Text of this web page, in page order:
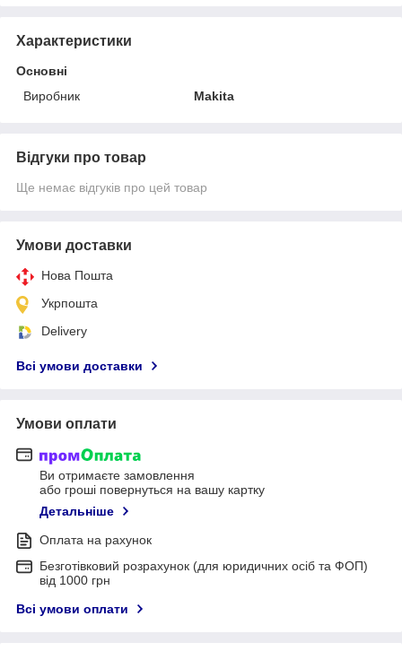
Характеристики
Основні
Виробник
Makita
Відгуки про товар
Ще немає відгуків про цей товар
Умови доставки
Нова Пошта
Укрпошта
Delivery
Всі умови доставки
Умови оплати
Ви отримаєте замовлення
або гроші повернуться на вашу картку
Детальніше
Оплата на рахунок
Безготівковий розрахунок (для юридичних осіб та ФОП)
від 1000 грн
Всі умови оплати